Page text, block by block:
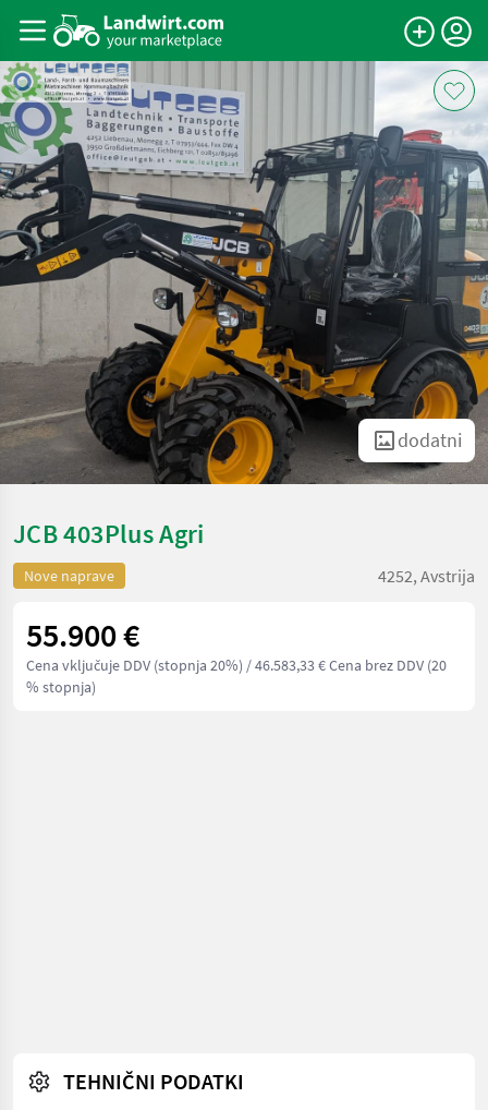
dodatni
JCB 403Plus Agri
Nove naprave 4252, Avstrija
55.900 €
Cena vključuje DDV (stopnja 20%) / 46.583,33 € Cena brez DDV (20
% stopnja)
TEHNIČNI PODATKI